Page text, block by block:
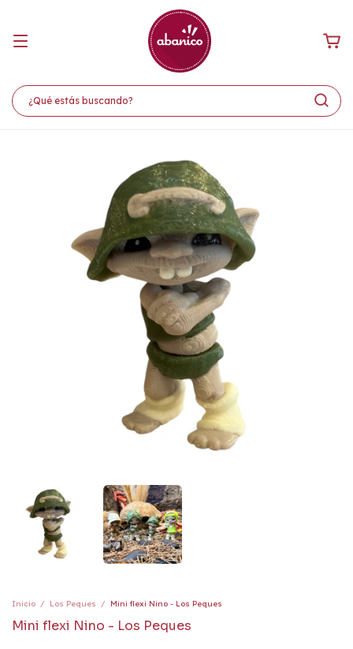
Inicio / Los Peques / Mini flexi Nino - Los Peques
Mini flexi Nino - Los Peques